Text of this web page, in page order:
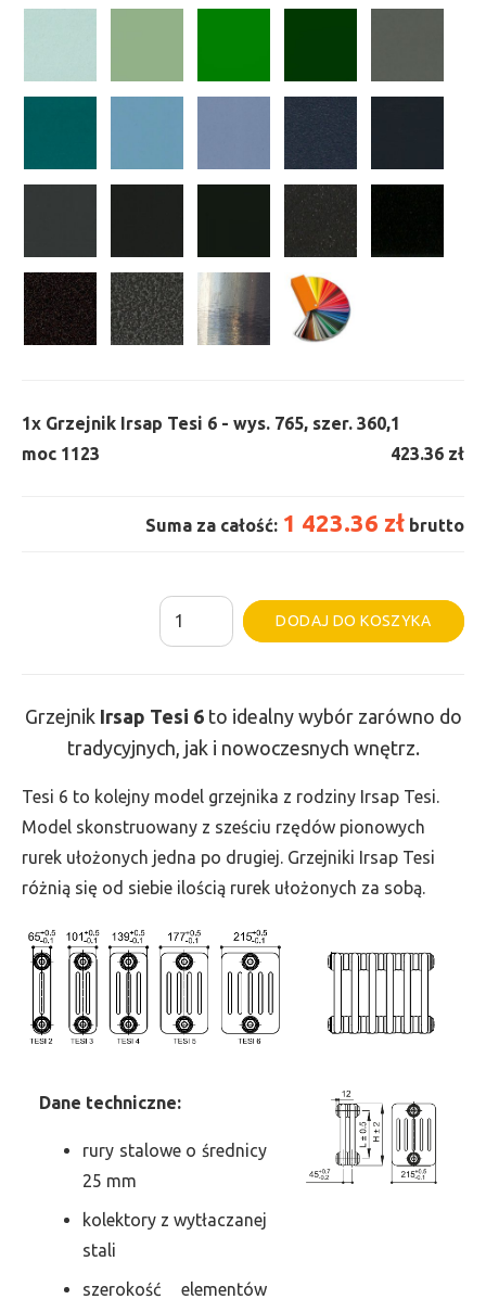
1x Grzejnik Irsap Tesi 6 - wys. 765, szer. 360,
moc 1123
1
423.36 zł
Suma za całość: 1 423.36 zł brutto
ilość
Grzejnik
-
wys.
765,
szer.
360,
1123
DODAJ DO KOSZYKA
Grzejnik Irsap Tesi 6to idealny wybór zarówno do
tradycyjnych, jak i nowoczesnych wnętrz.
Tesi 6 to kolejny model grzejnika z rodziny Irsap Tesi.
Model skonstruowany z sześciu rzędów pionowych
rurek ułożonych jedna po drugiej. Grzejniki Irsap Tesi
różnią się od siebie ilością rurek ułożonych za sobą.
Dane techniczne:
rury stalowe o średnicy
25 mm
kolektory z wytłaczanej
stali
szerokość elementów